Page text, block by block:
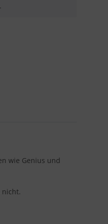
wie Genius und
nicht.